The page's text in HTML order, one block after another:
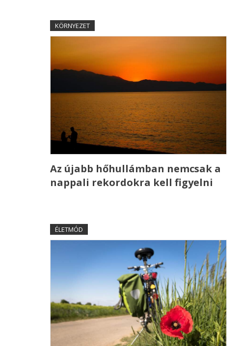
KÖRNYEZET
Az újabb hőhullámban nemcsak a
nappali rekordokra kell figyelni
ÉLETMÓD